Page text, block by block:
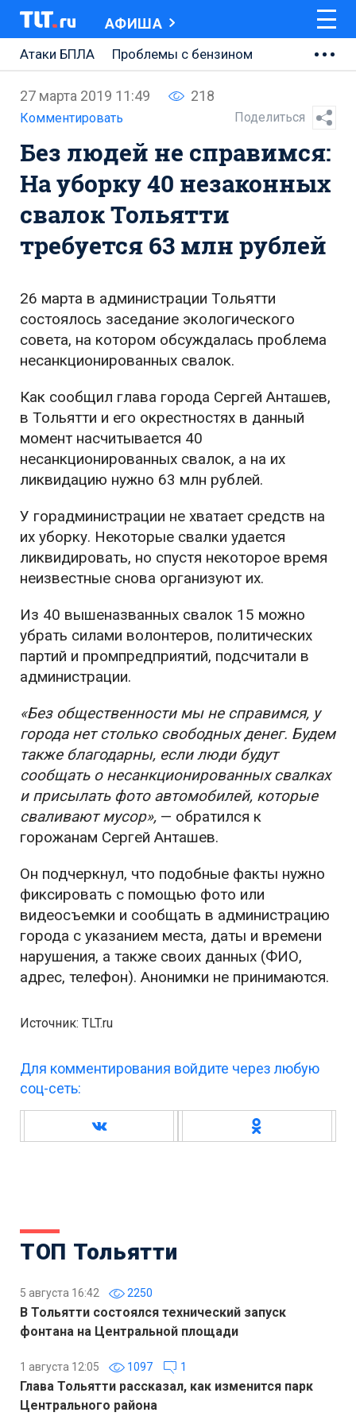
АФИША
Атаки БПЛА
Проблемы с бензином
Ремонт Центральной площади
Ремонт Обводного шоссе
Набережная Тольятти
Неделя Тольятти
27 марта 2019 11:49 218
Комментировать Поделиться
Без людей не справимся:
На уборку 40 незаконных
свалок Тольятти
требуется 63 млн рублей
26 марта в администрации Тольятти
состоялось заседание экологического
совета, на котором обсуждалась проблема
несанкционированных свалок.
Как сообщил глава города Сергей Анташев,
в Тольятти и его окрестностях в данный
момент насчитывается 40
несанкционированных свалок, а на их
ликвидацию нужно 63 млн рублей.
У горадминистрации не хватает средств на
их уборку. Некоторые свалки удается
ликвидировать, но спустя некоторое время
неизвестные снова организуют их.
Из 40 вышеназванных свалок 15 можно
убрать силами волонтеров, политических
партий и промпредприятий, подсчитали в
администрации.
«Без общественности мы не справимся, у
города нет столько свободных денег. Будем
также благодарны, если люди будут
сообщать о несанкционированных свалках
и присылать фото автомобилей, которые
сваливают мусор», — обратился к
горожанам Сергей Анташев.
Он подчеркнул, что подобные факты нужно
фиксировать с помощью фото или
видеосъемки и сообщать в администрацию
города с указанием места, даты и времени
нарушения, а также своих данных (ФИО,
адрес, телефон). Анонимки не принимаются.
Источник: TLT.ru
Для комментирования войдите через любую
соц-сеть:
ТОП Тольятти
5 августа 16:42 2250
В Тольятти состоялся технический запуск
фонтана на Центральной площади
1 августа 12:05 1097 1
Глава Тольятти рассказал, как изменится парк
Центрального района